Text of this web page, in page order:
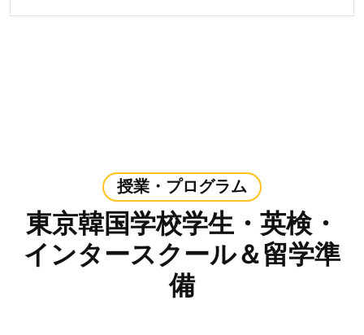
授業・プログラム
東京韓国学校学生・英検・
インタースクール＆留学準
備